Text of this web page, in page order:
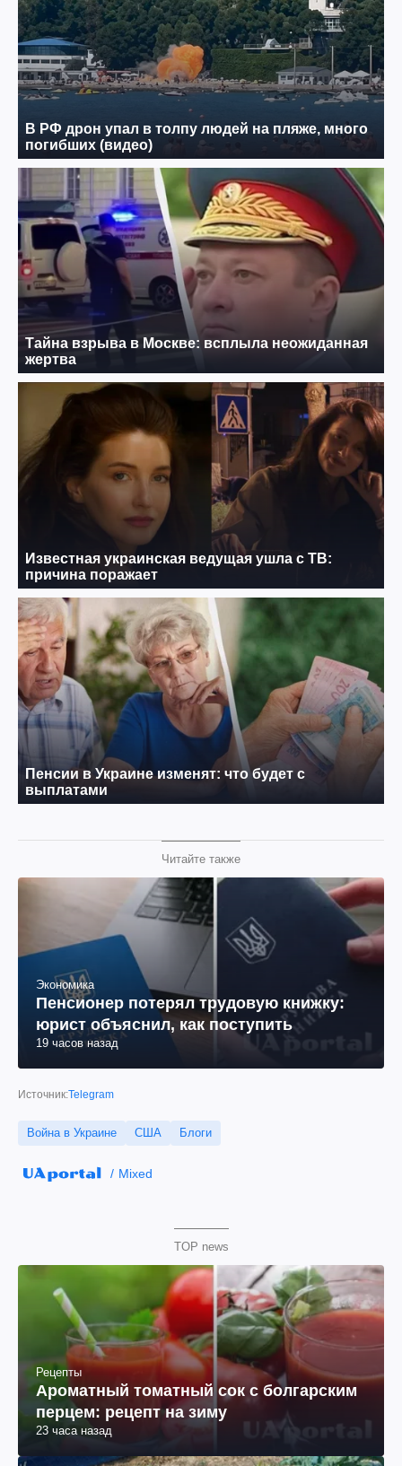
Читайте также
Экономика
Пенсионер потерял трудовую книжку:
юрист объяснил, как поступить
19 часов назад
Источник:Telegram
Война в Украине США Блоги
Mixed
TOP news
Рецепты
Ароматный томатный сок с болгарским
перцем: рецепт на зиму
23 часа назад